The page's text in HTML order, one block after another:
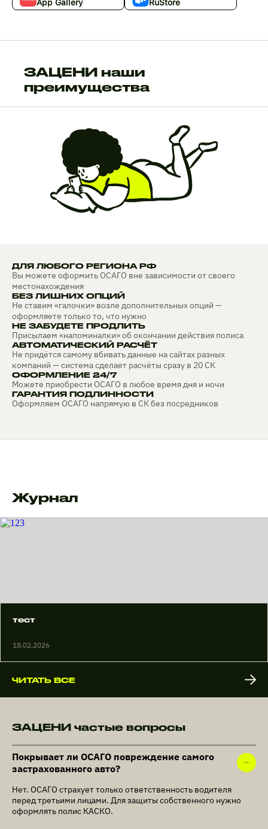
App Gallery RuStore
ЗАЦЕНИ наши
преимущества
ДЛЯ ЛЮБОГО РЕГИОНА РФ
Вы можете оформить ОСАГО вне зависимости от своего
местонахождения
БЕЗ ЛИШНИХ ОПЦИЙ
Не ставим «галочки» возле дополнительных опций —
оформляете только то, что нужно
НЕ ЗАБУДЕТЕ ПРОДЛИТЬ
Присылаем «напоминалки» об окончании действия полиса
АВТОМАТИЧЕСКИЙ РАСЧЁТ
Не придётся самому вбивать данные на сайтах разных
компаний — система сделает расчёты сразу в 20 СК
ОФОРМЛЕНИЕ 24/7
Можете приобрести ОСАГО в любое время дня и ночи
ГАРАНТИЯ ПОДЛИННОСТИ
Оформляем ОСАГО напрямую в СК без посредников
Журнал
тест
18.02.2026
ЧИТАТЬ ВСЕ
ЗАЦЕНИ частые вопросы
Покрывает ли ОСАГО повреждение самого
застрахованного авто?
Нет. ОСАГО страхует только ответственность водителя
перед третьими лицами. Для защиты собственного нужно
оформлять полис КАСКО.